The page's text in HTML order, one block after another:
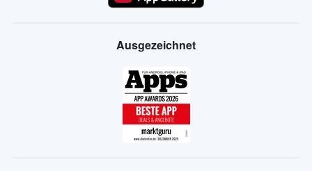
Ausgezeichnet